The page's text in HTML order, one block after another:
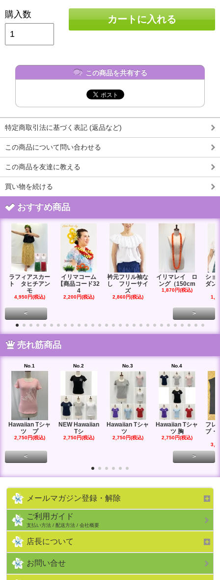
購入数 カートに入れる
この商品を共有する
特定商取引法に基づく表記 (返品など)
この商品について問い合わせる
この商品を友達に教える
買い物を続ける
おすすめ商品
ラフィアスカー
ト タヒチアン
モ
4,950円(税込)
イリマコーム
【商品コード32
4
2,200円(税込)
衿元フリル袖な
し フリーサイ
ズ
2,860円(税込)
イリマレイ ロ
ング（150cm
1,870円(税込)
ショ
ダン
< >
売れ筋商品
No.1
Hawaiian Tシャ
ツ プ
2,750円(税込)
No.2
NEW Hawaiian
Tシ
2,750円(税込)
No.3
Hawaiian Tシャ
ツ
2,750円(税込)
No.4
Hawaiian Tシャ
ツ 胸
2,750円(税込)
フレ
ブ・
< >
メールマガジン登録・解除
ご利用ガイド
支払い方法 / 配送方法 / 会社概要
店長について
お問い合せ